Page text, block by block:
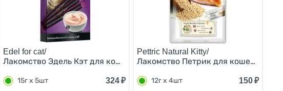
за упаковку, Россия) 15г х 5шт
суп с Ливерной колбасой и овощами (цена за упаковку, Россия)
Edel for cat/
Лакомство Эдель Кэт для кошек Сливочный йогурт с Индейкой (цена
15г х 5шт 324 ₽
Pettric Natural Kitty/
Лакомство Петрик для кошек Крем-
12г х 4шт 150₽